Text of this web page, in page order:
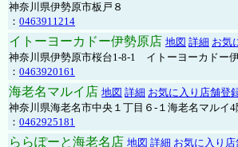
神奈川県伊勢原市板戸８
： 0463911214
イトーヨーカドー伊勢原店 地図 詳細 お気
神奈川県伊勢原市桜台1-8-1 イトーヨーカドー
： 0463920161
海老名マルイ店 地図 詳細 お気に入り店舗登
神奈川県海老名市中央１丁目６-１海老名マルイ4
： 0462925181
ららぽーと海老名店 地図 詳細 お気に入り